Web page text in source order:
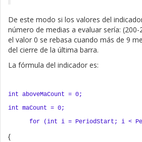
De este modo si los valores del
número de medias a evaluar sería:
el valor 0 se rebasa cuando más de 9
del cierre de la última barra.
La fórmula del indicador es:
int aboveMaCount = 0;
int maCount = 0;
for (int i = PeriodStart; i <
{